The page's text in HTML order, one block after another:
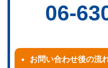
06-
お問い合わせ後の流